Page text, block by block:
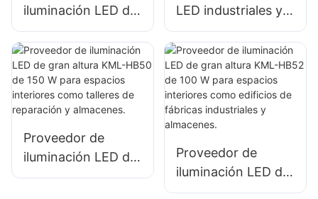
iluminación LED de
gran altura KML-
HB50 100W para
iluminación de
espacios interiores
en fábricas,
LED industriales y
mineras KML-HB30
de 150 W para
espacios interiores
como gimnasios y
almacenes.
Proveedor de
iluminación LED de
gran altura KML-
Proveedor de
iluminación LED de
gran altura KML-